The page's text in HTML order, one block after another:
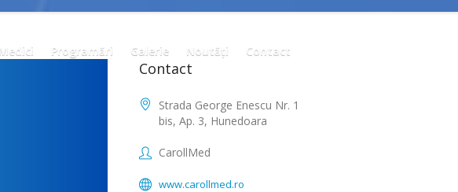
Medici Programări Galerie Noutăți Contact
Contact
Strada George Enescu Nr. 1
bis, Ap. 3, Hunedoara
CarollMed
www.carollmed.ro